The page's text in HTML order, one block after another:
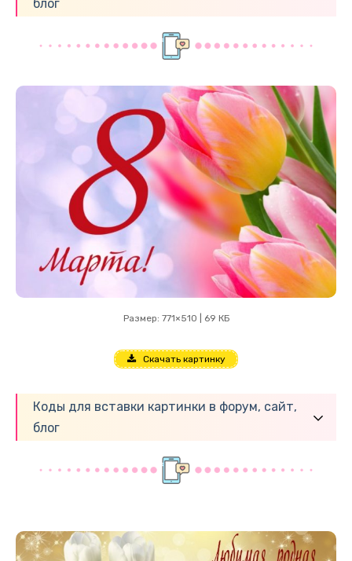
блог
Размер: 771×510 | 69 КБ
Скачать картинку
Коды для вставки картинки в форум, сайт,
блог